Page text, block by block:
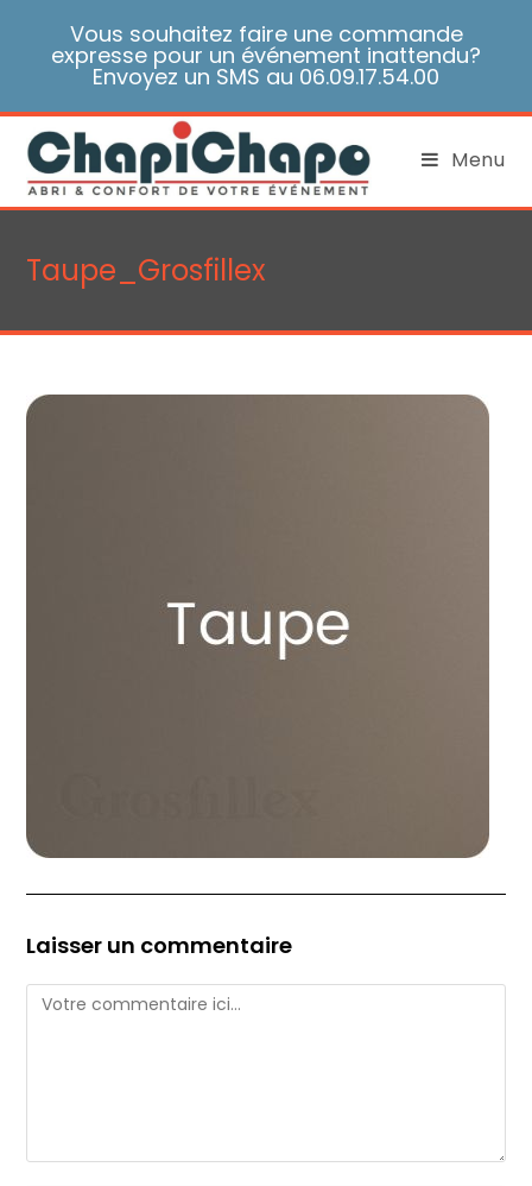
Vous souhaitez faire une commande
expresse pour un événement inattendu?
Envoyez un SMS au 06.09.17.54.00
Menu
Taupe_Grosfillex
Laisser un commentaire
Comment